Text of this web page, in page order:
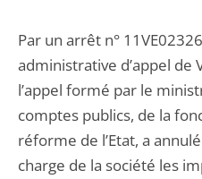
Par un arrêt n°
administrative d’appel de
l’appel formé par le
comptes publics, de la
réforme de l’Etat, a
charge de la société les